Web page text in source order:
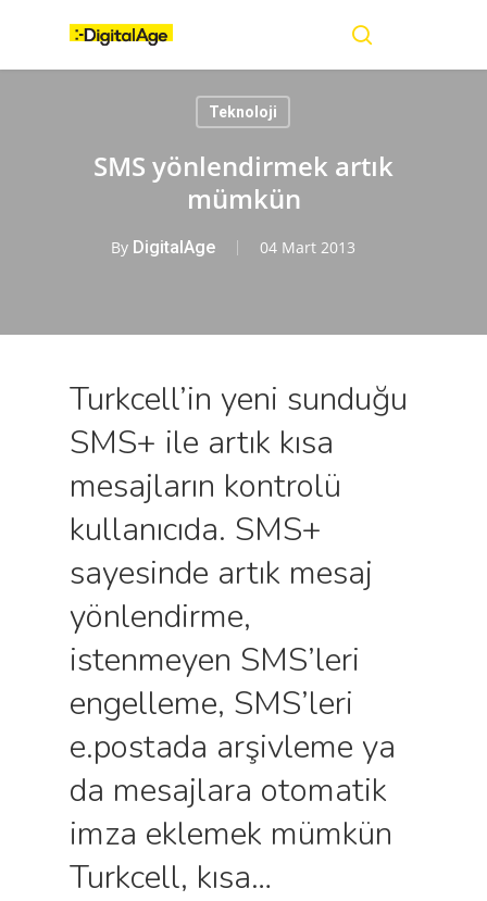
content
Teknoloji
SMS yönlendirmek artık
mümkün
By DigitalAge 04 Mart 2013
Turkcell’in yeni sunduğu
SMS+ ile artık kısa
mesajların kontrolü
kullanıcıda. SMS+
sayesinde artık mesaj
yönlendirme,
istenmeyen SMS’leri
engelleme, SMS’leri
e.postada arşivleme ya
da mesajlara otomatik
imza eklemek mümkün
Turkcell, kısa…